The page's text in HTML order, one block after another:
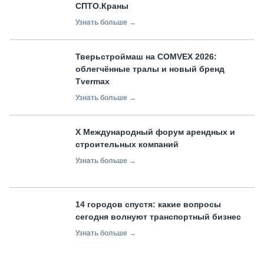
СПТО.Краны
Узнать больше →
Тверьстроймаш на COMVEX 2026:
облегчённые тралы и новый бренд
Tvermax
Узнать больше →
X Международный форум арендных и
строительных компаний
Узнать больше →
14 городов спустя: какие вопросы
сегодня волнуют транспортный бизнес
Узнать больше →